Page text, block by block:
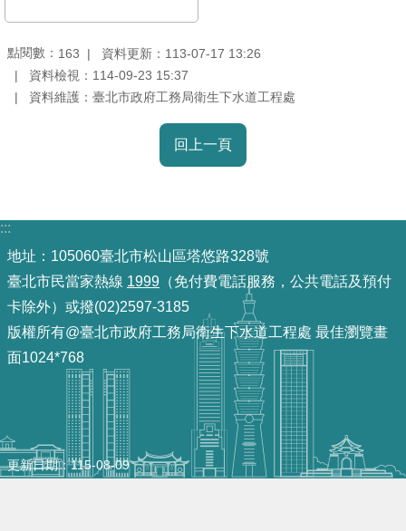
網
首
頁
English
常
見
陳
情
點閱數： 163
資料更新：113-07-17 13:26
資料檢視：114-09-23 15:37
資料維護：臺北市政府工務局衛生下水道工程處
回上一頁
:::
地址：105060臺北市松山區塔悠路328號
臺北市民當家熱線 1999 （免付費電話服務，公共電話及預付
卡除外）或撥(02)2597-3185
版權所有@臺北市政府工務局衛生下水道工程處 最佳瀏覽畫
面1024*768
更新日期 115-08-09